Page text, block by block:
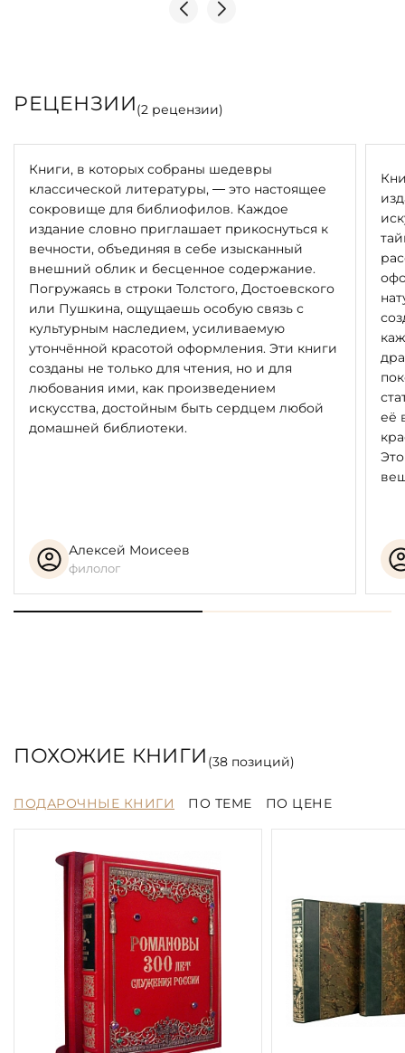
РЕЦЕНЗИИ(2 рецензии)
Книги, в которых собраны шедевры
классической литературы, — это настоящее
сокровище для библиофилов. Каждое
издание словно приглашает прикоснуться к
вечности, объединяя в себе изысканный
внешний облик и бесценное содержание.
Погружаясь в строки Толстого, Достоевского
или Пушкина, ощущаешь особую связь с
культурным наследием, усиливаемую
утончённой красотой оформления. Эти книги
созданы не только для чтения, но и для
любования ими, как произведением
искусства, достойным быть сердцем любой
домашней библиотеки.
Алексей Моисеев
филолог
её
ПОХОЖИЕ КНИГИ (38позиций)
ПОДАРОЧНЫЕ КНИГИ ПО ТЕМЕ ПО ЦЕНЕ